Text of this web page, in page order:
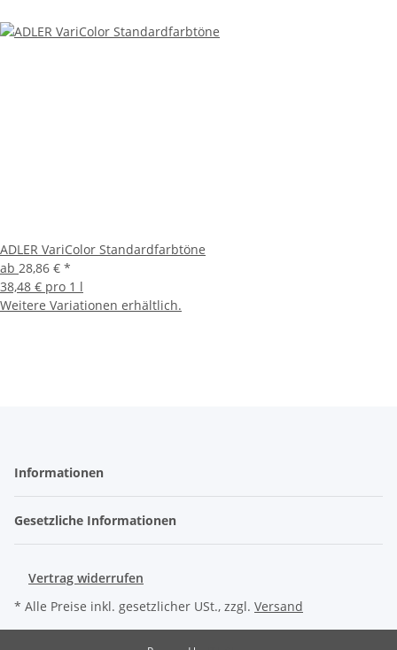
ADLER VariColor Standardfarbtöne
ab 28,86 € *
38,48 € pro 1 l
Weitere Variationen erhältlich.
Informationen
Gesetzliche Informationen
Vertrag widerrufen
* Alle Preise inkl. gesetzlicher USt., zzgl. Versand